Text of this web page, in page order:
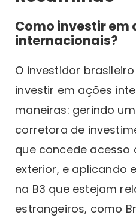
Como investir em
internacionais?
O investidor
investir em ações
maneiras: gerindo
corretora de
que concede acesso
exterior, e aplicando
na B3 que estejam
estrangeiros, como